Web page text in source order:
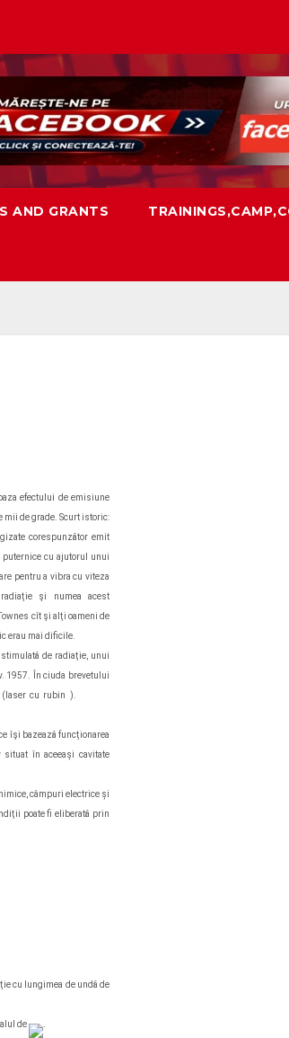
AND GRANTS
efectului de emisiune
mii de grade. Scurt istoric:
corespunzător emit
cu ajutorul unui
pentru a vibra cu viteza
şi numea acest
cît şi alţi oameni de
erau mai dificile.
de radiaţie, unui
1957. În ciuda brevetului
(laser cu rubin ).
îşi bazează funcţionarea
situat în aceeaşi cavitate
câmpuri electrice şi
poate fi eliberată prin
cu lungimea de undă de
de